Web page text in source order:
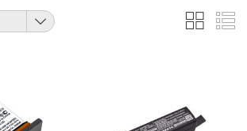
Anzeigen
als
Liste